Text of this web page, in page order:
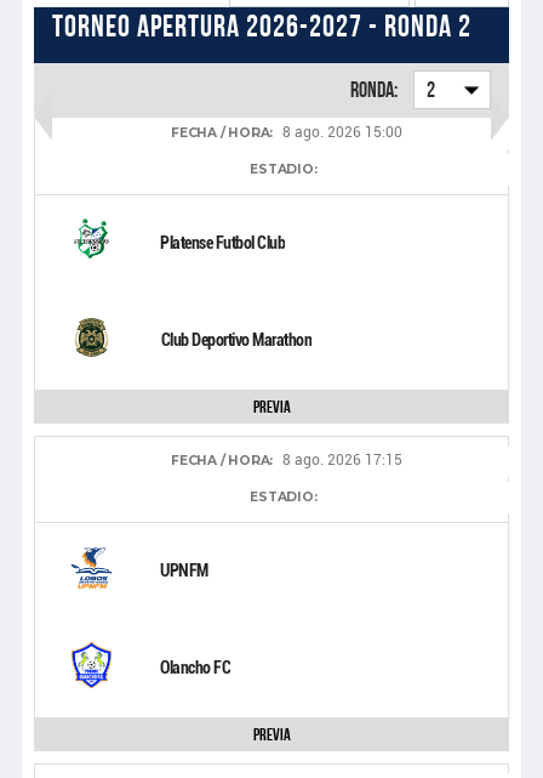
Torneo Apertura 2026-2027 - Ronda 2
Ronda: 2
FECHA / HORA: 8 ago. 2026 15:00
ESTADIO:
Platense Futbol Club
Club Deportivo Marathon
Previa
FECHA / HORA: 8 ago. 2026 17:15
ESTADIO:
UPNFM
Olancho FC
Previa